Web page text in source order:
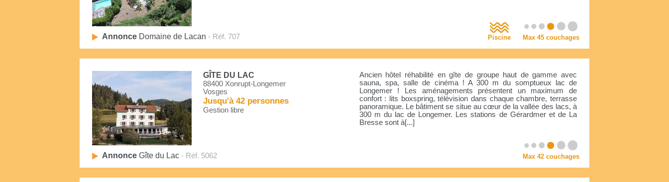
Piscine Max 45 couchages
Annonce Domaine de Lacan - Réf. 707
GÎTE DU LAC
88400 Xonrupt-Longemer
Vosges
Jusqu'à 42 personnes
Gestion libre
Ancien hôtel réhabilité en gîte de groupe haut de gamme avec
sauna, spa, salle de cinéma ! A 300 m du somptueux lac de
Longemer ! Les aménagements présentent un maximum de
confort : lits boxspring, télévision dans chaque chambre, terrasse
panoramique. Le bâtiment se situe au cœur de la vallée des lacs, à
300 m du lac de Longemer. Les stations de Gérardmer et de La
Bresse sont à[...]
Max 42 couchages
Annonce Gîte du Lac - Réf. 5062